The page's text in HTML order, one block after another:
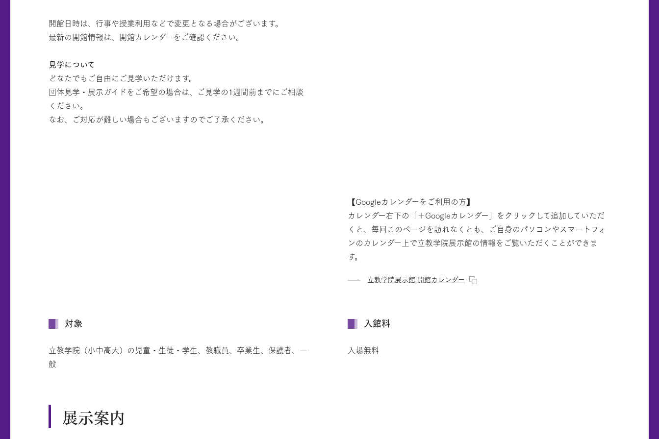
開館日時は、行事や授業利用などで変更となる場合がございます。
最新の開館情報は、開館カレンダーをご確認ください。
見学について
どなたでもご自由にご見学いただけます。
団体見学・展示ガイドをご希望の場合は、ご見学の1週間前までにご相談
ください。
なお、ご対応が難しい場合もございますのでご了承ください。
【Googleカレンダーをご利用の方】
カレンダー右下の「＋Googleカレンダー」をクリックして追加していただ
くと、毎回このページを訪れなくとも、ご自身のパソコンやスマートフォ
ンのカレンダー上で立教学院展示館の情報をご覧いただくことができま
す。
立教学院展示館 開館カレンダー
対象
立教学院（小中高大）の児童・生徒・学生、教職員、卒業生、保護者、一
般
入館料
入場無料
展示案内